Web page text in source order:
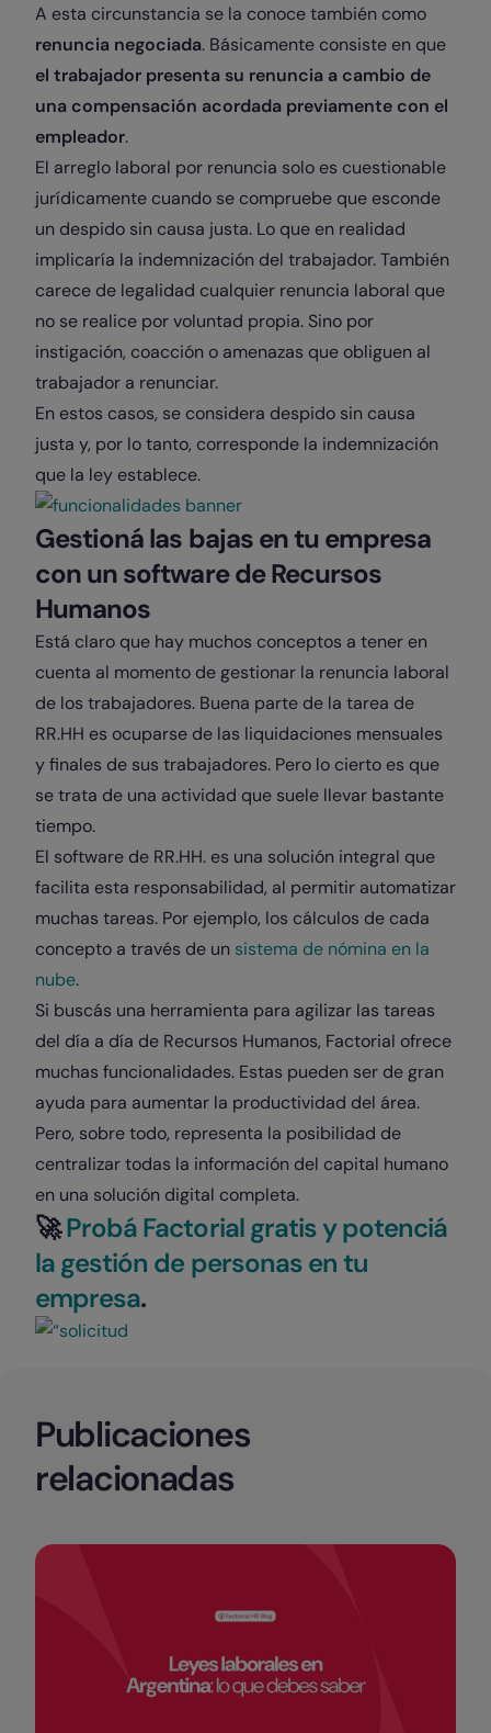
A esta circunstancia se la conoce también como
renuncia negociada. Básicamente consiste en que
el trabajador presenta su renuncia a cambio de
una compensación acordada previamente con el
empleador.
El arreglo laboral por renuncia solo es cuestionable
jurídicamente cuando se compruebe que esconde
un despido sin causa justa. Lo que en realidad
implicaría la indemnización del trabajador. También
carece de legalidad cualquier renuncia laboral que
no se realice por voluntad propia. Sino por
instigación, coacción o amenazas que obliguen al
trabajador a renunciar.
En estos casos, se considera despido sin causa
justa y, por lo tanto, corresponde la indemnización
que la ley establece.
Gestioná las bajas en tu empresa
con un software de Recursos
Humanos
Está claro que hay muchos conceptos a tener en
cuenta al momento de gestionar la renuncia laboral
de los trabajadores. Buena parte de la tarea de
RR.HH es ocuparse de las liquidaciones mensuales
y finales de sus trabajadores. Pero lo cierto es que
se trata de una actividad que suele llevar bastante
tiempo.
El software de RR.HH. es una solución integral que
facilita esta responsabilidad, al permitir automatizar
muchas tareas. Por ejemplo, los cálculos de cada
concepto a través de un sistema de nómina en la
nube.
Si buscás una herramienta para agilizar las tareas
del día a día de Recursos Humanos, Factorial ofrece
muchas funcionalidades. Estas pueden ser de gran
ayuda para aumentar la productividad del área.
Pero, sobre todo, representa la posibilidad de
centralizar todas la información del capital humano
en una solución digital completa.
🚀​Probá Factorial gratis y potenciá
la gestión de personas en tu
empresa.
Publicaciones
relacionadas